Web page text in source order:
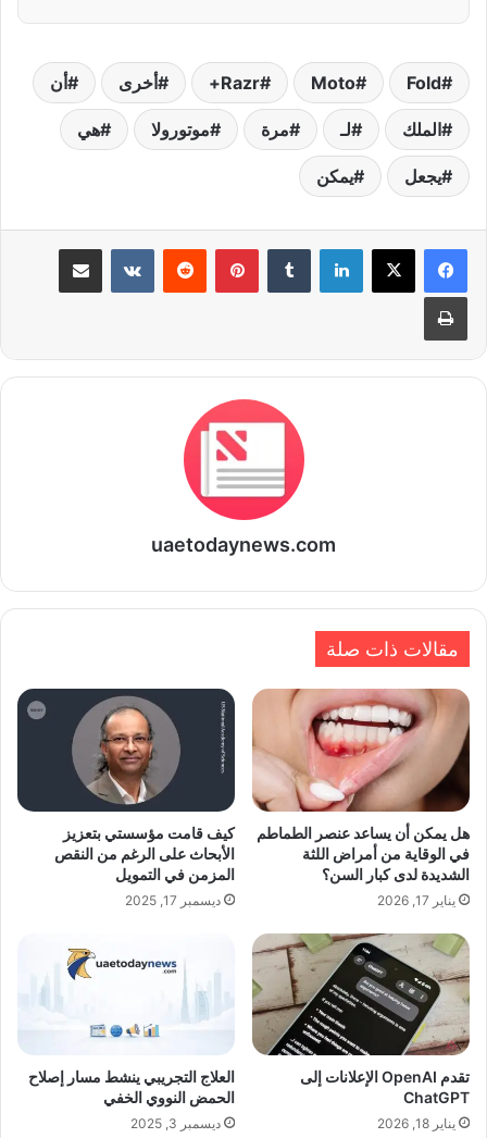
Fold
Moto
Razr+ أخرى أن
الملك لـ مرة موتورولا هي
يجعل يمكن
لينكدإن بينتيريست مشاركة عبر البريد
طباعة
uaetodaynews.com
مقالات ذات صلة
هل يمكن أن يساعد عنصر الطماطم
في الوقاية من أمراض اللثة
الشديدة لدى كبار السن؟
يناير 17, 2026
كيف قامت مؤسستي بتعزيز
الأبحاث على الرغم من النقص
المزمن في التمويل
ديسمبر 17, 2025
تقدم OpenAI الإعلانات إلى
ChatGPT
يناير 18, 2026
العلاج التجريبي ينشط مسار إصلاح
الحمض النووي الخفي
ديسمبر 3, 2025